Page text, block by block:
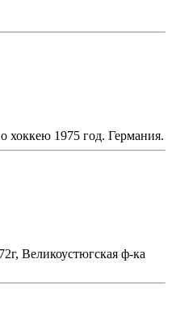
хоккею 1975 год. Германия.
Великоустюгская ф-ка